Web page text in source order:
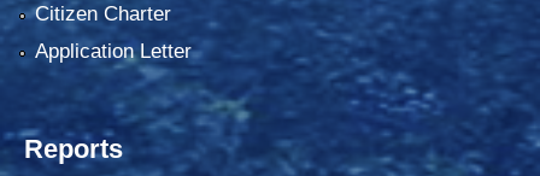
Citizen Charter
Application Letter
Reports